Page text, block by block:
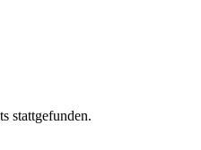
stattgefunden.